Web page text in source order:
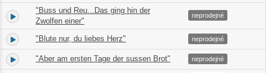
7.
"Buss und Reu...Das ging hin der
Zwolfen einer"
05:14
neprodejné
8. "Blute nur, du liebes Herz" 04:36
neprodejné
9. "Aber am ersten Tage der sussen Brot" 03:30
neprodejné